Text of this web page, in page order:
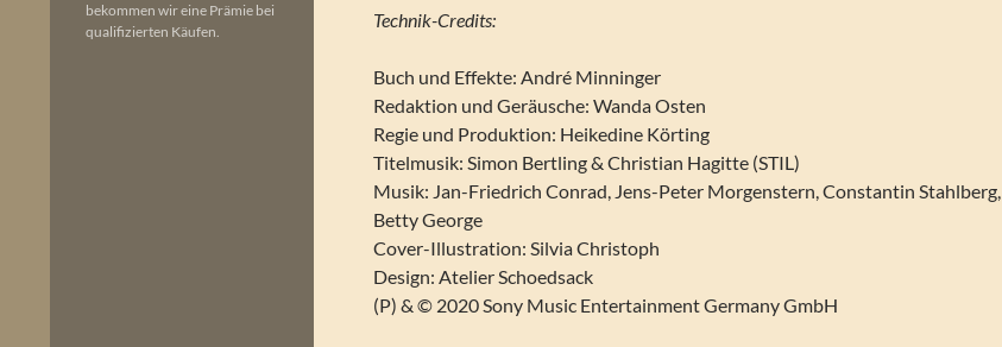
Technik-Credits:
Buch und Effekte: André Minninger
Redaktion und Geräusche: Wanda Osten
Regie und Produktion: Heikedine Körting
Titelmusik: Simon Bertling & Christian Hagitte (STIL)
Musik: Jan-Friedrich Conrad, Jens-Peter Morgenstern, Constantin Stahlberg,
Betty George
Cover-Illustration: Silvia Christoph
Design: Atelier Schoedsack
(P) & © 2020 Sony Music Entertainment Germany GmbH
bekommen wir eine Prämie bei
qualifizierten Käufen.